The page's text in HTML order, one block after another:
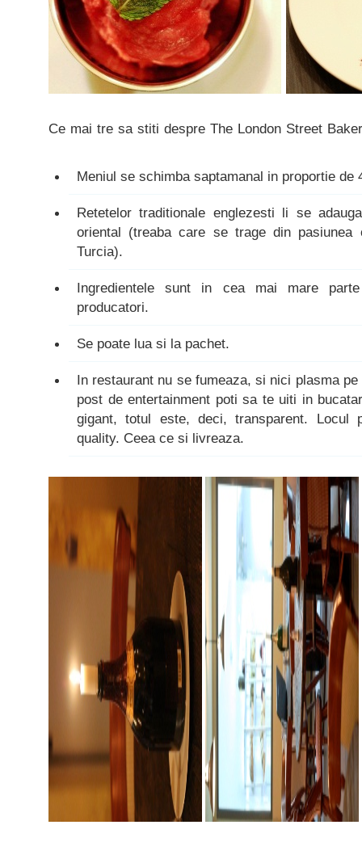
Ce mai tre sa stiti despre The London Street
Meniul se schimba saptamanal in proportie de
Retetelor traditionale englezesti li se
oriental (treaba care se trage din pasiunea
Turcia).
Ingredientele sunt in cea mai mare
producatori.
Se poate lua si la pachet.
In restaurant nu se fumeaza, si nici plasma
post de entertainment poti sa te uiti in
gigant, totul este, deci, transparent. Locul
quality. Ceea ce si livreaza.